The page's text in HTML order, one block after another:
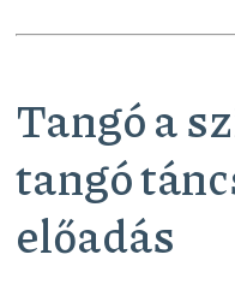
Tangó a
tangó
előadás